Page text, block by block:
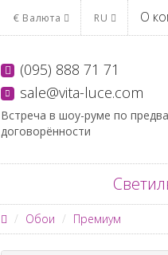
€ Валюта RU О
(095) 888 71 71
sale@vita-luce.com
Встреча в шоу-руме по
договорённости
Обои Премиум